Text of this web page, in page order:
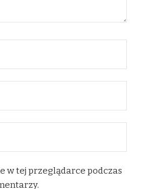
w tej przeglądarce podczas